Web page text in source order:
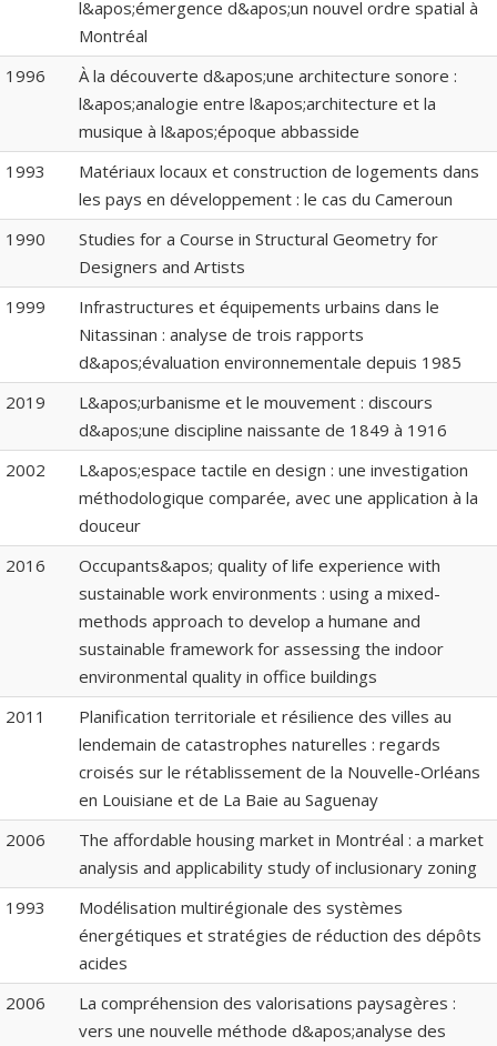
l&apos;émergence d&apos;un nouvel ordre spatial à
Montréal
1996
À la découverte d&apos;une architecture sonore :
l&apos;analogie entre l&apos;architecture et la
musique à l&apos;époque abbasside
1993
Matériaux locaux et construction de logements dans
les pays en développement : le cas du Cameroun
1990
Studies for a Course in Structural Geometry for
Designers and Artists
1999
Infrastructures et équipements urbains dans le
Nitassinan : analyse de trois rapports
d&apos;évaluation environnementale depuis 1985
2019
L&apos;urbanisme et le mouvement : discours
d&apos;une discipline naissante de 1849 à 1916
2002
L&apos;espace tactile en design : une investigation
méthodologique comparée, avec une application à la
douceur
2016
Occupants&apos; quality of life experience with
sustainable work environments : using a mixed-
methods approach to develop a humane and
sustainable framework for assessing the indoor
environmental quality in office buildings
2011
Planification territoriale et résilience des villes au
lendemain de catastrophes naturelles : regards
croisés sur le rétablissement de la Nouvelle-Orléans
en Louisiane et de La Baie au Saguenay
2006
The affordable housing market in Montréal : a market
analysis and applicability study of inclusionary zoning
1993
Modélisation multirégionale des systèmes
énergétiques et stratégies de réduction des dépôts
acides
2006
La compréhension des valorisations paysagères :
vers une nouvelle méthode d&apos;analyse des